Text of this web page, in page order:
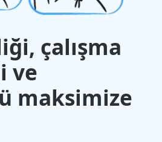
çalışma
ve
maksimize